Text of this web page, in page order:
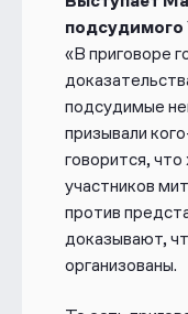
подсудимого
«В приговоре
подсудимые
призывали
говорится,
участников
против
доказывают,
организованы.